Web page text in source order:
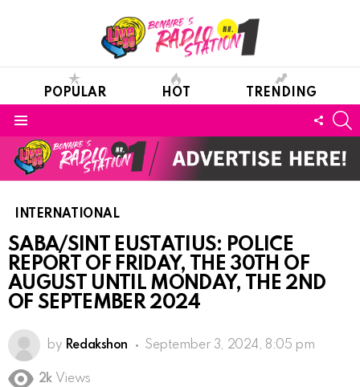
POPULAR HOT TRENDING
INTERNATIONAL
SABA/SINT EUSTATIUS: POLICE
REPORT OF FRIDAY, THE 30TH OF
AUGUST UNTIL MONDAY, THE 2ND
OF SEPTEMBER 2024
by Redakshon September 3, 2024, 8:05 pm
2k Views